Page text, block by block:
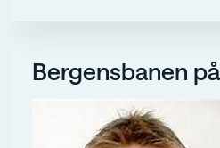
Bergensbanen